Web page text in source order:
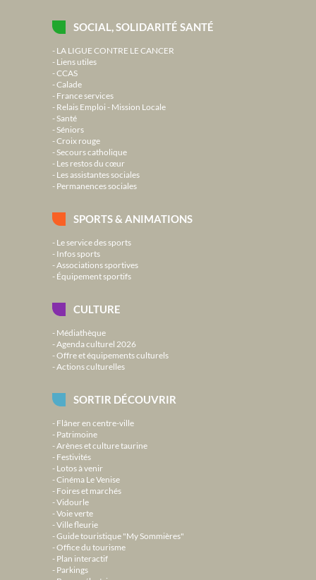
SOCIAL, SOLIDARITÉ SANTÉ
LA LIGUE CONTRE LE CANCER
Liens utiles
CCAS
Calade
France services
Relais Emploi - Mission Locale
Santé
Séniors
Croix rouge
Secours catholique
Les restos du cœur
Les assistantes sociales
Permanences sociales
SPORTS & ANIMATIONS
Le service des sports
Infos sports
Associations sportives
Équipement sportifs
CULTURE
Médiathèque
Agenda culturel 2026
Offre et équipements culturels
Actions culturelles
SORTIR DÉCOUVRIR
Flâner en centre-ville
Patrimoine
Arènes et culture taurine
Festivités
Lotos à venir
Cinéma Le Venise
Foires et marchés
Vidourle
Voie verte
Ville fleurie
Guide touristique "My Sommières"
Office du tourisme
Plan interactif
Parkings